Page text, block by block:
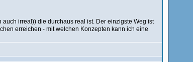
irreal)) die durchaus real ist. Der einzigste Weg ist
erreichen - mit welchen Konzepten kann ich eine